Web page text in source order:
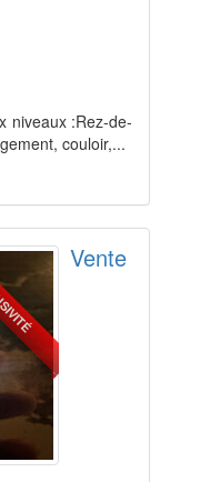
niveaux :Rez-de-
couloir,...
Vente